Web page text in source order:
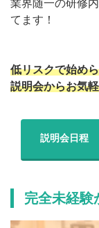
業界随一の研修
てます！
低リスクで始め
説明会からお気
説明会日程
完全未経験